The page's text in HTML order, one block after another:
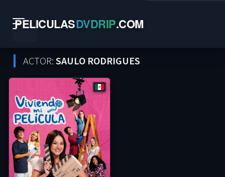
PELICULASDVDRIP.COM
ACTOR: SAULO RODRIGUES